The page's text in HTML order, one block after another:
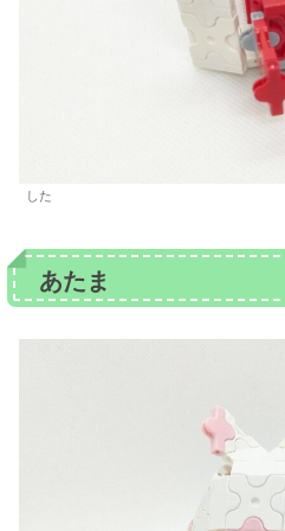
した
あたま